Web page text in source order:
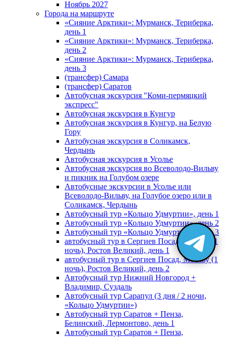
Ноябрь 2027
Города на маршруте
«Сияние Арктики»: Мурманск, Териберка,
день 1
«Сияние Арктики»: Мурманск, Териберка,
день 2
«Сияние Арктики»: Мурманск, Териберка,
день 3
(трансфер) Самара
(трансфер) Саратов
Автобусная экскурсия "Коми-пермяцкий
экспресс"
Автобусная экскурсия в Кунгур
Автобусная экскурсия в Кунгур, на Белую
Гору
Автобусная экскурсия в Соликамск,
Чердынь
Автобусная экскурсия в Усолье
Автобусная экскурсия во Всеволодо-Вильву
и пикник на Голубом озере
Автобусные экскурсии в Усолье или
Всеволодо-Вильву, на Голубое озеро или в
Соликамск, Чердынь
Автобусный тур «Кольцо Удмуртии», день 1
Автобусный тур «Кольцо Удмуртии», день 2
Автобусный тур «Кольцо Удмуртии», день 3
автобусный тур в Сергиев Посад, Москву (1
ночь), Ростов Великий, день 1
автобусный тур в Сергиев Посад, Москву (1
ночь), Ростов Великий, день 2
Автобусный тур Нижний Новгород +
Владимир, Суздаль
Автобусный тур Сарапул (3 дня / 2 ночи,
«Кольцо Удмуртии»)
Автобусный тур Саратов + Пенза,
Белинский, Лермонтово, день 1
Автобусный тур Саратов + Пенза,